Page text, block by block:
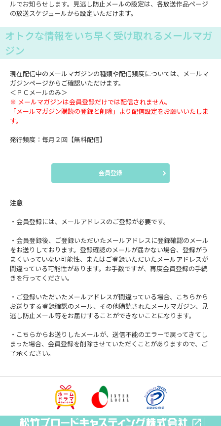
ルでお知らせします。見逃し防止メールの設定は、各放送作品ページ
の放送スケジュールから設定いただけます。
オトクな情報をいち早く受け取れるメールマガ
ジン
現在配信中のメールマガジンの種類や配信頻度については、メールマ
ガジンページからご確認いただけます。
＜ＰＣメールのみ＞
※ メールマガジンは会員登録だけでは配信されません。
「メールマガジン購読の登録と削除」より配信設定をお願いいたしま
す。
発行頻度：毎月２回【無料配信】
会員登録
注意
・会員登録には、メールアドレスのご登録が必要です。
・会員登録後、ご登録いただいたメールアドレスに登録確認のメール
をお送りしております。登録確認のメールが届かない場合、登録がう
まくいっていない可能性、またはご登録いただいたメールアドレスが
間違っている可能性があります。お手数ですが、再度会員登録の手続
きを行ってください。
・ご登録いただいたメールアドレスが間違っている場合、こちらから
お送りする登録確認のメール、その他購読されたメールマガジン、見
逃し防止メール等をお届けすることができないことになります。
・こちらからお送りしたメールが、送信不能のエラーで戻ってきてし
まった場合、会員登録を削除させていただくことがありますので、ご
了承ください。